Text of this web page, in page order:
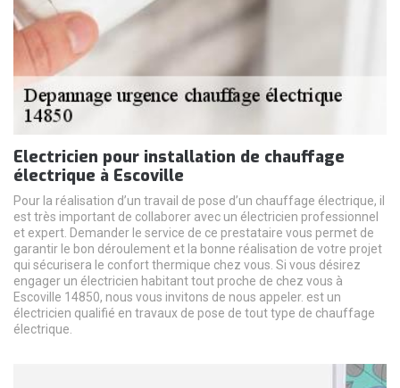
Electricien pour installation de chauffage
électrique à Escoville
Pour la réalisation d’un travail de pose d’un chauffage électrique, il
est très important de collaborer avec un électricien professionnel
et expert. Demander le service de ce prestataire vous permet de
garantir le bon déroulement et la bonne réalisation de votre projet
qui sécurisera le confort thermique chez vous. Si vous désirez
engager un électricien habitant tout proche de chez vous à
Escoville 14850, nous vous invitons de nous appeler. est un
électricien qualifié en travaux de pose de tout type de chauffage
électrique.